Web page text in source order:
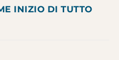
INIZIO DI TUTTO